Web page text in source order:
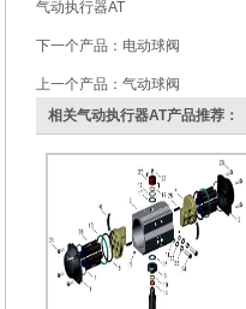
气动执行器AT
下一个产品： 电动球阀
上一个产品： 气动球阀
相关气动执行器AT产品推荐：